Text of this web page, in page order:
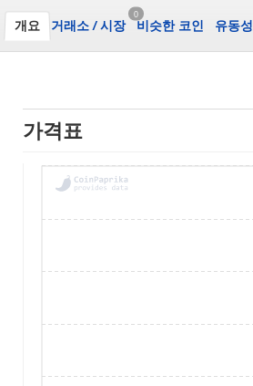
개요 거래소 /시장
0
비슷한 코인 유동성
가격표